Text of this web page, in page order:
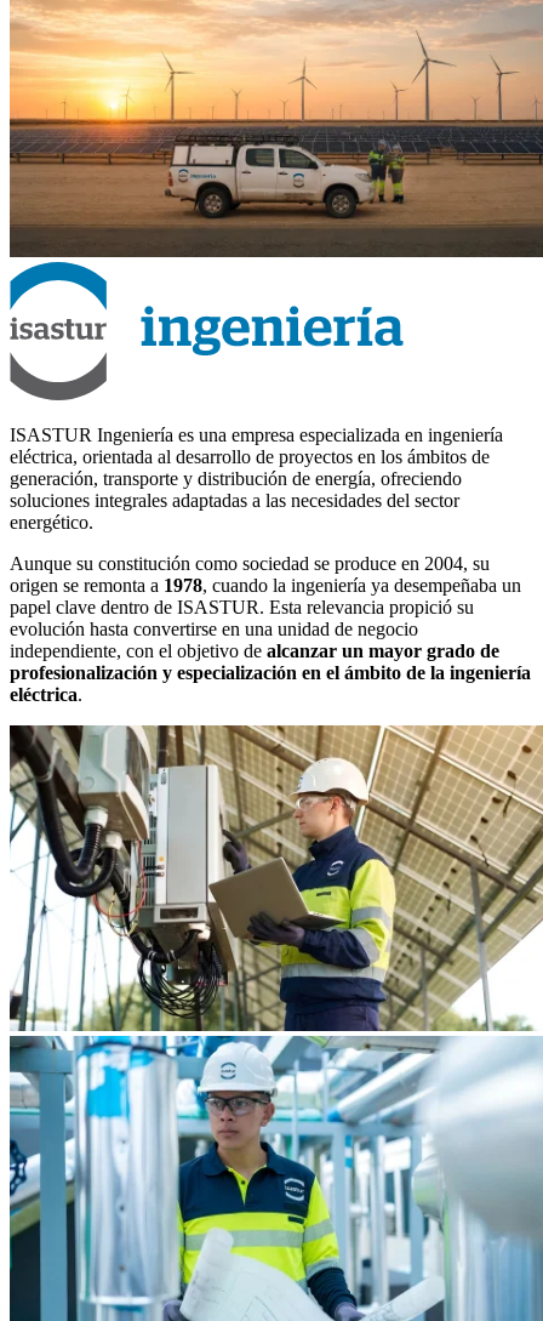
ISASTUR Ingeniería es una empresa especializada en ingeniería
eléctrica, orientada al desarrollo de proyectos en los ámbitos de
generación, transporte y distribución de energía, ofreciendo
soluciones integrales adaptadas a las necesidades del sector
energético.
Aunque su constitución como sociedad se produce en 2004, su
origen se remonta a 1978, cuando la ingeniería ya desempeñaba un
papel clave dentro de ISASTUR. Esta relevancia propició su
evolución hasta convertirse en una unidad de negocio
independiente, con el objetivo de alcanzar un mayor grado de
profesionalización y especialización en el ámbito de la ingeniería
eléctrica.